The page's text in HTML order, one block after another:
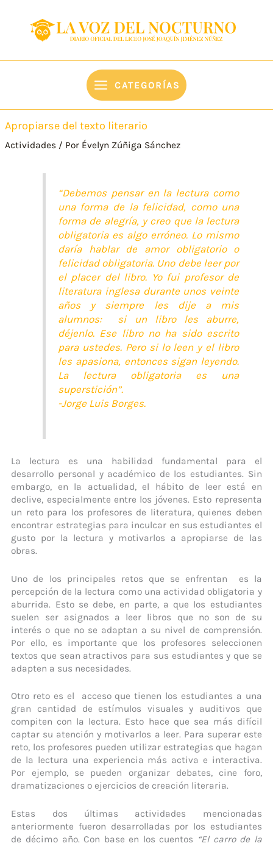
contenido
CATEGORÍAS
Apropiarse del texto literario
Actividades / Por Évelyn Zúñiga Sánchez
“Debemos pensar en la lectura como
una forma de la felicidad, como una
forma de alegría, y creo que la lectura
obligatoria es algo erróneo. Lo mismo
daría hablar de amor obligatorio o
felicidad obligatoria. Uno debe leer por
el placer del libro. Yo fui profesor de
literatura inglesa durante unos veinte
años y siempre les dije a mis
alumnos: si un libro les aburre,
déjenlo. Ese libro no ha sido escrito
para ustedes. Pero si lo leen y el libro
les apasiona, entonces sigan leyendo.
La lectura obligatoria es una
superstición”.
-Jorge Luis Borges.
La lectura es una habilidad fundamental para el
desarrollo personal y académico de los estudiantes. Sin
embargo, en la actualidad, el hábito de leer está en
declive, especialmente entre los jóvenes. Esto representa
un reto para los profesores de literatura, quienes deben
encontrar estrategias para inculcar en sus estudiantes el
gusto por la lectura y motivarlos a apropiarse de las
obras.
Uno de los principales retos que se enfrentan es la
percepción de la lectura como una actividad obligatoria y
aburrida. Esto se debe, en parte, a que los estudiantes
suelen ser asignados a leer libros que no son de su
interés o que no se adaptan a su nivel de comprensión.
Por ello, es importante que los profesores seleccionen
textos que sean atractivos para sus estudiantes y que se
adapten a sus necesidades.
Otro reto es el acceso que tienen los estudiantes a una
gran cantidad de estímulos visuales y auditivos que
compiten con la lectura. Esto hace que sea más difícil
captar su atención y motivarlos a leer. Para superar este
reto, los profesores pueden utilizar estrategias que hagan
de la lectura una experiencia más activa e interactiva.
Por ejemplo, se pueden organizar debates, cine foro,
dramatizaciones o ejercicios de creación literaria.
Estas dos últimas actividades mencionadas
anteriormente fueron desarrolladas por los estudiantes
de décimo año. Con base en los cuentos “El carro de la